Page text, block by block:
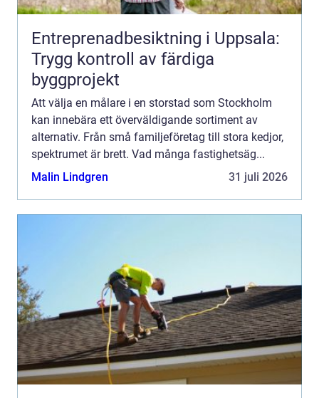
Entreprenadbesiktning i Uppsala:
Trygg kontroll av färdiga
byggprojekt
Att välja en målare i en storstad som Stockholm
kan innebära ett överväldigande sortiment av
alternativ. Från små familjeföretag till stora kedjor,
spektrumet är brett. Vad många fastighetsäg...
Malin Lindgren
31 juli 2026